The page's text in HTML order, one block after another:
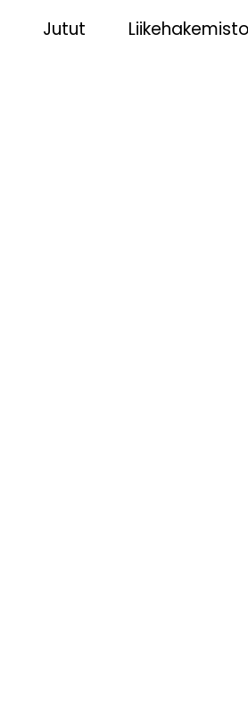
Jutut Liikehakemisto